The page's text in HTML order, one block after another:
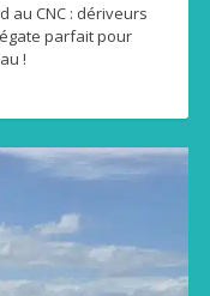
au CNC : dériveurs
parfait pour
!